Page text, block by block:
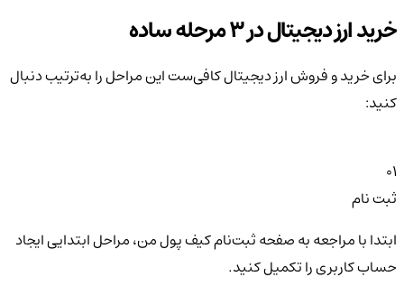
خرید ارز دیجیتال در 3 مرحله ساده
برای خرید و فروش ارز دیجیتال کافی‌ست این مراحل را به‌ترتیب دنبال
کنید:
01
ثبت نام
ابتدا با مراجعه به صفحه ثبت‌نام کیف‌ پول من، مراحل ابتدایی ایجاد
حساب کاربری را تکمیل کنید.